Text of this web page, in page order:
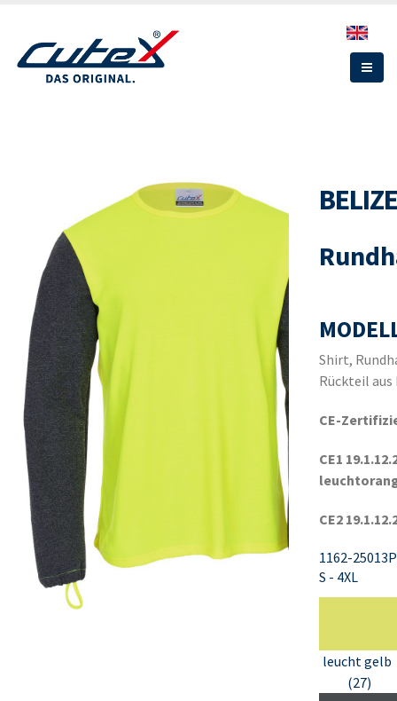
Inhalt
BELIZE
Shirt,
Rückteil
CE-
CE1
CE2
1162-
S - 4XL
leucht gelb
(27)